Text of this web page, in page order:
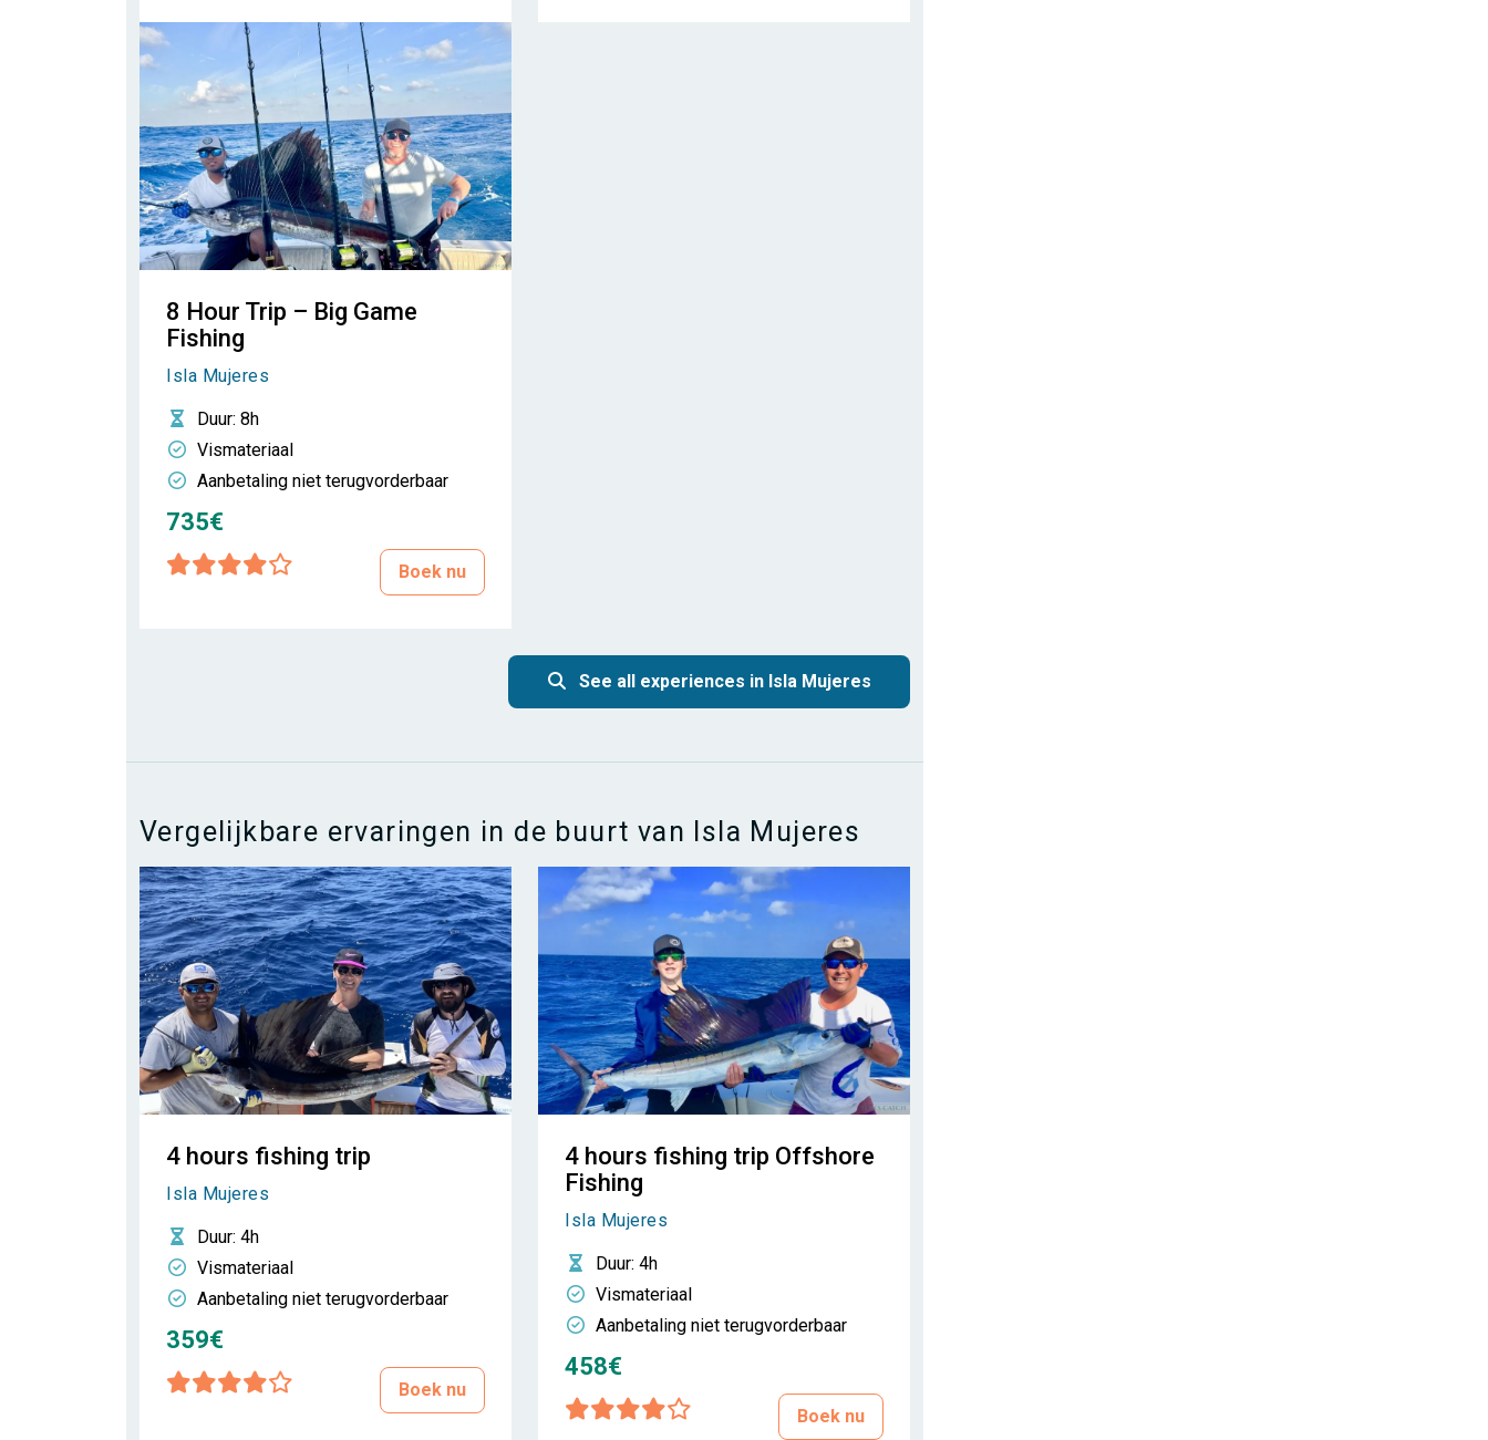
8 Hour Trip – Big Game
Fishing
Isla Mujeres
Duur: 8h
Vismateriaal
Aanbetaling niet terugvorderbaar
735€
Boek nu
See all experiences in Isla Mujeres
Vergelijkbare ervaringen in de buurt van Isla Mujeres
4 hours fishing trip
Isla Mujeres
Duur: 4h
Vismateriaal
Aanbetaling niet terugvorderbaar
359€
Boek nu
4 hours fishing trip Offshore
Fishing
Isla Mujeres
Duur: 4h
Vismateriaal
Aanbetaling niet terugvorderbaar
458€
Boek nu